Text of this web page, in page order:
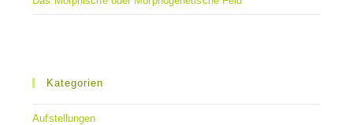
Kategorien
Aufstellungen